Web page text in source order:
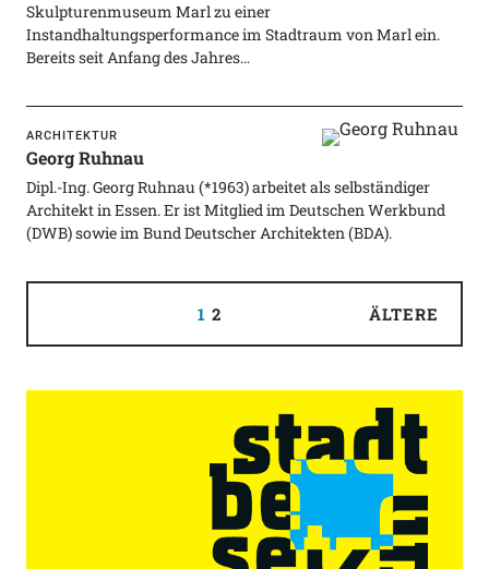
Skulpturenmuseum Marl zu einer
Instandhaltungsperformance im Stadtraum von Marl ein.
Bereits seit Anfang des Jahres…
ARCHITEKTUR
Georg Ruhnau
Dipl.-Ing. Georg Ruhnau (*1963) arbeitet als selbständiger
Architekt in Essen. Er ist Mitglied im Deutschen Werkbund
(DWB) sowie im Bund Deutscher Architekten (BDA).
1 2 ÄLTERE